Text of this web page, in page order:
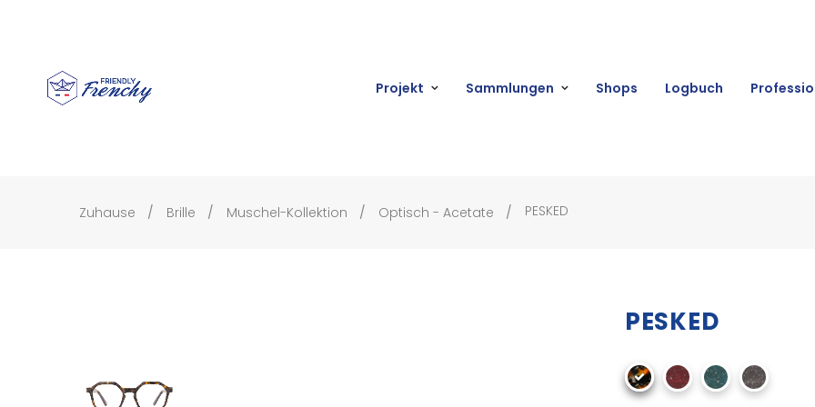
Projekt Sammlungen Shops Logbuch
Zuhause Brille Muschel-Kollektion Optisch - Acetate PESKED
PESKED